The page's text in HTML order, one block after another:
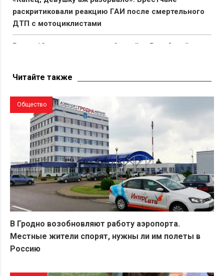
раскритиковали реакцию ГАИ после смертельного
ДТП с мотоциклистами
Всего 10 мешков семян за 9 дней: в Витебской
Читайте также
Общество
В Гродно возобновляют работу аэропорта.
Местные жители спорят, нужны ли им полеты в
Россию